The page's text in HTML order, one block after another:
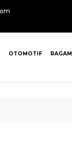
OTOMOTIF RAGAM